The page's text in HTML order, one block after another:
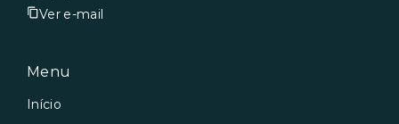
Ver e-mail
Menu
Início